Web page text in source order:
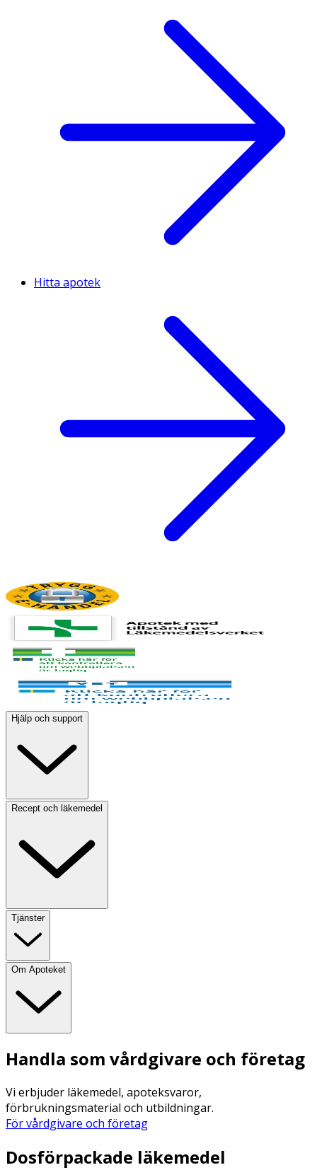
Hitta apotek
Hjälp och support
Recept och läkemedel
Tjänster
Om Apoteket
Handla som vårdgivare och företag
Vi erbjuder läkemedel, apoteksvaror,
förbrukningsmaterial och utbildningar.
För vårdgivare och företag
Dosförpackade läkemedel